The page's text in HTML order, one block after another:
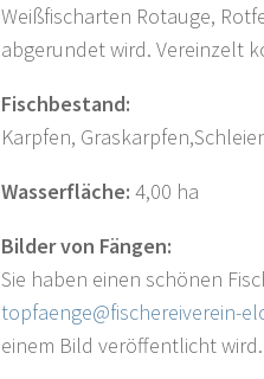
Weißfischarten Rotauge,
abgerundet wird. Vereinzelt
Fischbestand:
Karpfen,
Wasserfläche: 4,00 ha
Bilder von Fängen:
Sie haben einen schönen
topfaenge@fischereiverein-
einem Bild veröffentlicht wird.